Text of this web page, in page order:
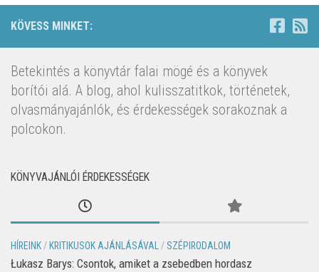
KÖVESS MINKET:
Betekintés a könyvtár falai mögé és a könyvek
borítói alá. A blog, ahol kulisszatitkok, történetek,
olvasmányajánlók, és érdekességek sorakoznak a
polcokon.
KÖNYVAJÁNLÓI ÉRDEKESSÉGEK
HÍREINK / KRITIKUSOK AJÁNLÁSÁVAL / SZÉPIRODALOM
Łukasz Barys: Csontok, amiket a zsebedben hordasz